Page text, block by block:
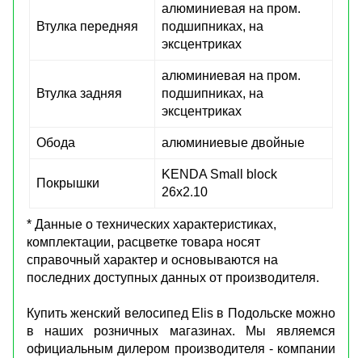
Втулка передняя
алюминиевая на пром.
подшипниках, на
эксцентриках
Втулка задняя
алюминиевая на пром.
подшипниках, на
эксцентриках
Обода алюминиевые двойные
Покрышки
KENDA Small block
26х2.10
* Данные о технических характеристиках,
комплектации, расцветке товара носят
справочный характер и основываются на
последних доступных данных от производителя.
Купить женский велосипед Elis в Подольске можно
в наших розничных магазинах. Мы являемся
официальным дилером производителя - компании